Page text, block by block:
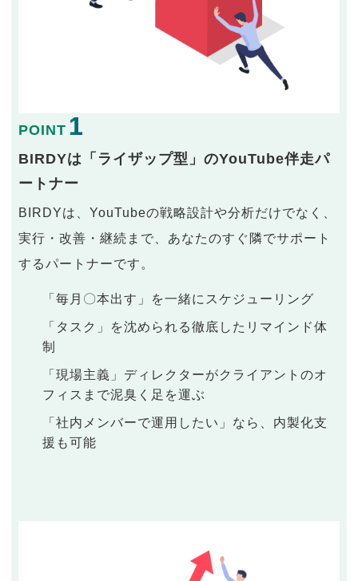
POINT 1
BIRDYは「ライザップ型」のYouTube伴走パ
ートナー
BIRDYは、YouTubeの戦略設計や分析だけでなく、
実行・改善・継続まで、あなたのすぐ隣でサポート
するパートナーです。
「毎月〇本出す」を一緒にスケジューリング
「タスク」を沈められる徹底したリマインド体
制
「現場主義」ディレクターがクライアントのオ
フィスまで泥臭く足を運ぶ
「社内メンバーで運用したい」なら、内製化支
援も可能